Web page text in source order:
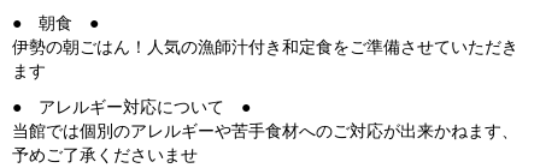
● 朝食 ●
伊勢の朝ごはん！人気の漁師汁付き和定食をご準備させていただき
ます
● アレルギー対応について ●
当館では個別のアレルギーや苦手食材へのご対応が出来かねます、
予めご了承くださいませ